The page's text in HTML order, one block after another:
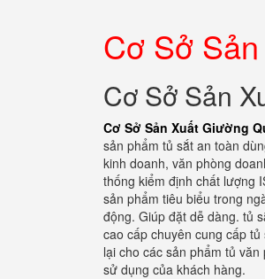
Cơ Sở
Cơ Sở Sản
Cơ Sở Sản Xuất Giường
sản phẩm tủ sắt an toàn
kinh doanh, văn phòng
thống kiểm định chất lượng
sản phẩm tiêu biểu trong
động. Giúp đặt dễ dàng. tủ
cao cấp chuyên cung cấp
lại cho các sản phẩm tủ
sử dụng của khách hàng.